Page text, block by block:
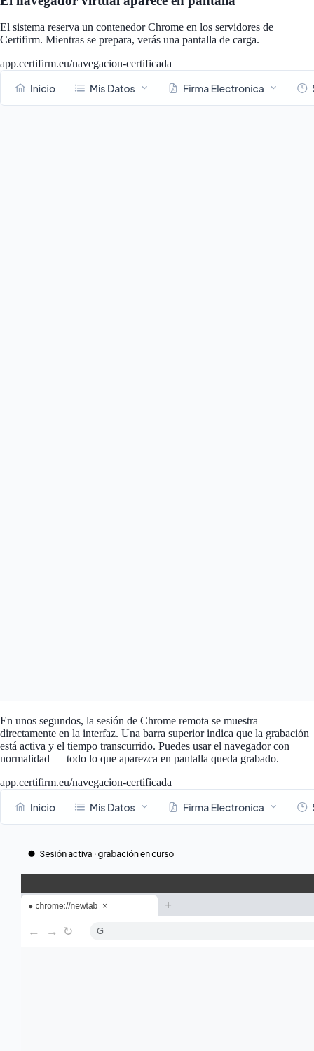
El sistema reserva un contenedor Chrome en los servidores de
Certifirm. Mientras se prepara, verás una pantalla de carga.
app.certifirm.eu/navegacion-certificada
En unos segundos, la sesión de Chrome remota se muestra
directamente en la interfaz. Una barra superior indica que la grabación
está activa y el tiempo transcurrido. Puedes usar el navegador con
normalidad — todo lo que aparezca en pantalla queda grabado.
app.certifirm.eu/navegacion-certificada